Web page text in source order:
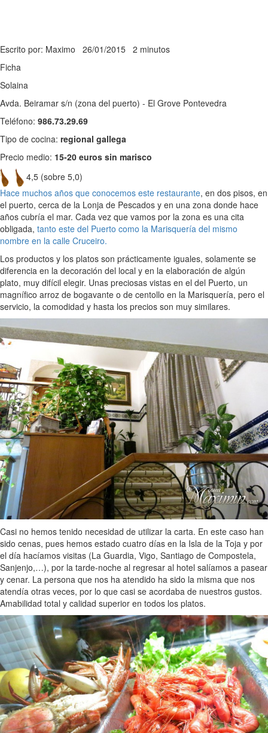
Escrito por: Maximo 26/01/2015 2 minutos
Ficha
Solaina
Avda. Beiramar s/n (zona del puerto) - El Grove Pontevedra
Teléfono: 986.73.29.69
Tipo de cocina: regional gallega
Precio medio: 15-20 euros sin marisco
4,5 (sobre 5,0)
Hace muchos años que conocemos este restaurante, en dos pisos, en
el puerto, cerca de la Lonja de Pescados y en una zona donde hace
años cubría el mar. Cada vez que vamos por la zona es una cita
obligada, tanto este del Puerto como la Marisquería del mismo
nombre en la calle Cruceiro.
Los productos y los platos son prácticamente iguales, solamente se
diferencia en la decoración del local y en la elaboración de algún
plato, muy difícil elegir. Unas preciosas vistas en el del Puerto, un
magnífico arroz de bogavante o de centollo en la Marisquería, pero el
servicio, la comodidad y hasta los precios son muy similares.
Casi no hemos tenido necesidad de utilizar la carta. En este caso han
sido cenas, pues hemos estado cuatro días en la Isla de la Toja y por
el día hacíamos visitas (La Guardia, Vigo, Santiago de Compostela,
Sanjenjo,…), por la tarde-noche al regresar al hotel salíamos a pasear
y cenar. La persona que nos ha atendido ha sido la misma que nos
atendía otras veces, por lo que casi se acordaba de nuestros gustos.
Amabilidad total y calidad superior en todos los platos.